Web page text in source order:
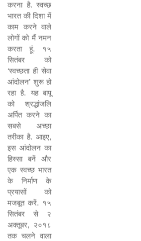
करना है. स्वच्छ
भारत की दिशा में
काम करने वाले
लोगों को मैं नमन
करता हूं. १५
सितंबर को
‘स्वच्छता ही सेवा
आंदोलन’ शुरू हो
रहा है. यह बापू
को श्रद्धांजलि
अर्पित करने का
सबसे अच्छा
तरीका है. आइए,
इस आंदोलन का
हिस्सा बनें और
एक स्वच्छ भारत
के निर्माण के
प्रयासों को
मजबूत करें. १५
सितंबर से २
अक्तूबर, २०१८
तक चलने वाला